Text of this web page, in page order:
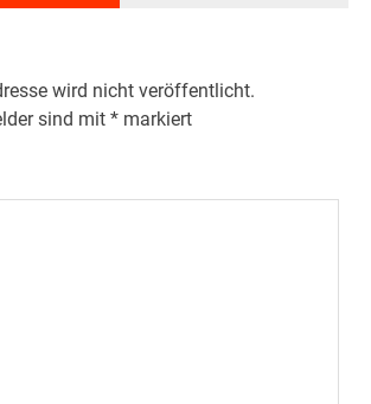
wird nicht veröffentlicht.
sind mit* markiert